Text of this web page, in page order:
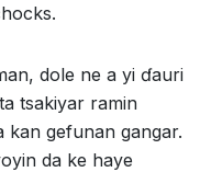
dole ne a yi ɗauri
tsakiyar ramin
kan gefunan gangar.
da ke haye